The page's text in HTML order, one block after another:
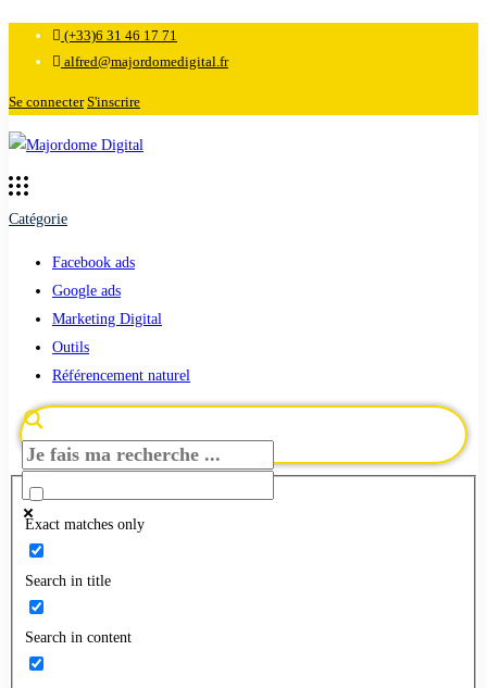
(+33)6 31 46 17 71
alfred@majordomedigital.fr
Se connecter S'inscrire
Catégorie
Facebook ads
Google ads
Marketing Digital
Outils
Référencement naturel
Exact matches only
Search in title
Search in content